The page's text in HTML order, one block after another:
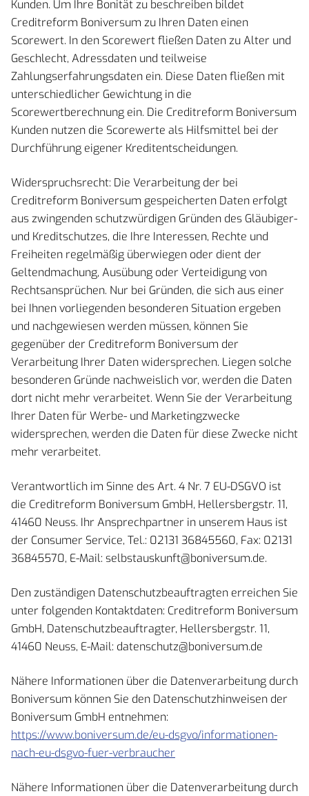
Kunden. Um Ihre Bonität zu beschreiben bildet
Creditreform Boniversum zu Ihren Daten einen
Scorewert. In den Scorewert fließen Daten zu Alter und
Geschlecht, Adressdaten und teilweise
Zahlungserfahrungsdaten ein. Diese Daten fließen mit
unterschiedlicher Gewichtung in die
Scorewertberechnung ein. Die Creditreform Boniversum
Kunden nutzen die Scorewerte als Hilfsmittel bei der
Durchführung eigener Kreditentscheidungen.
Widerspruchsrecht: Die Verarbeitung der bei
Creditreform Boniversum gespeicherten Daten erfolgt
aus zwingenden schutzwürdigen Gründen des Gläubiger-
und Kreditschutzes, die Ihre Interessen, Rechte und
Freiheiten regelmäßig überwiegen oder dient der
Geltendmachung, Ausübung oder Verteidigung von
Rechtsansprüchen. Nur bei Gründen, die sich aus einer
bei Ihnen vorliegenden besonderen Situation ergeben
und nachgewiesen werden müssen, können Sie
gegenüber der Creditreform Boniversum der
Verarbeitung Ihrer Daten widersprechen. Liegen solche
besonderen Gründe nachweislich vor, werden die Daten
dort nicht mehr verarbeitet. Wenn Sie der Verarbeitung
Ihrer Daten für Werbe- und Marketingzwecke
widersprechen, werden die Daten für diese Zwecke nicht
mehr verarbeitet.
Verantwortlich im Sinne des Art. 4 Nr. 7 EU-DSGVO ist
die Creditreform Boniversum GmbH, Hellersbergstr. 11,
41460 Neuss. Ihr Ansprechpartner in unserem Haus ist
der Consumer Service, Tel.: 02131 36845560, Fax: 02131
36845570, E-Mail: selbstauskunft@boniversum.de.
Den zuständigen Datenschutzbeauftragten erreichen Sie
unter folgenden Kontaktdaten: Creditreform Boniversum
GmbH, Datenschutzbeauftragter, Hellersbergstr. 11,
41460 Neuss, E-Mail: datenschutz@boniversum.de
Nähere Informationen über die Datenverarbeitung durch
Boniversum können Sie den Datenschutzhinweisen der
Boniversum GmbH entnehmen:
https://www.boniversum.de/eu-dsgvo/informationen-
nach-eu-dsgvo-fuer-verbraucher
Nähere Informationen über die Datenverarbeitung durch